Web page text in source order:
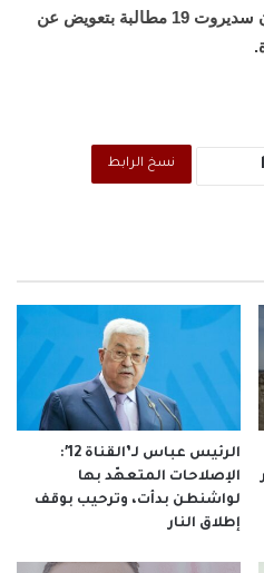
دعاوى ضريبة الأملاك. قدم سكان سديروت 19 مطالبة بتعويض عن
نسخ الرابط
الرئيس عباس لـ’القناة 12′:
الإصلاحات المتعهّد بها
لواشنطن بدأت، وترحيب بوقف
إطلاق النار